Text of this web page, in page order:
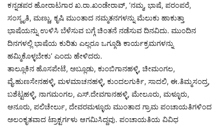
ಕನ್ನಡಪರ ಹೋರಾಟಗಾರ ಖ.ರಾ.ಖಂಡೇರಾವ್, ‘ನಮ್ಮ, ಭಾಷೆ, ಪರಂಪರೆ,
ಸಂಸ್ಕೃತಿ, ಮಣ್ಣು, ಕೃಷಿ ಮುಂತಾದ ನಮ್ಮತನಗಳನ್ನು ಮೆಲುಕು ಹಾಕುತ್ತಾ
ಭಾಷೆಯನ್ನು ಉಳಿಸಿ ಬೆಳೆಸುವ ಬಗ್ಗೆ ಚಿಂತನೆ ನಡೆಸುವ ದಿನವಿದು. ಮುಂದಿನ
ದಿನಗಳಲ್ಲಿ ಭಾಷೆಯ ಕುರಿತು ಎಲ್ಲರೂ ಒಗ್ಗೂಡಿ ಕಾರ್ಯಕ್ರಮಗಳನ್ನು
ಹಮ್ಮಿಕೊಳ್ಳಬೇಕು’ ಎಂದು ಹೇಳಿದರು.
ತಾಲ್ಲೂಕಿನ ಹೊಸಪೇಟೆ, ಅಬ್ಲೂಡು, ಕುಂಬಿಗಾನಹಳ್ಳಿ, ಚೀಮಂಗಲ,
ವೈ.ಹುಣಸೇನಹಳ್ಳಿ, ಮಳಮಾಚನಹಳ್ಳಿ, ಕುಂದಲಗುರ್ಕಿ, ಸಾದಲಿ, ಈ.ತಿಮ್ಮಸಂದ್ರ,
ಬಶೆಟ್ಟಹಳ್ಳಿ, ನಾಗಮಂಗಲ, ಎಸ್.ದೇವಗಾನಹಳ್ಳಿ, ಮೇಲೂರು, ಮಳ್ಳೂರು,
ಆನೂರು, ಪಲಿಚೇರ್ಲು, ದೇವರಮಳ್ಳೂರು ಮುಂತಾದ ಗ್ರಾಮ ಪಂಚಾಯತಿಗಳಿಂದ
ಅಲಂಕೃತವಾದ ಟ್ರಾಕ್ಟರ್ಗಳು ಆಗಮಿಸಿದ್ದವು. ಪಂಚಾಯತಿಯ ವಿವಿಧ